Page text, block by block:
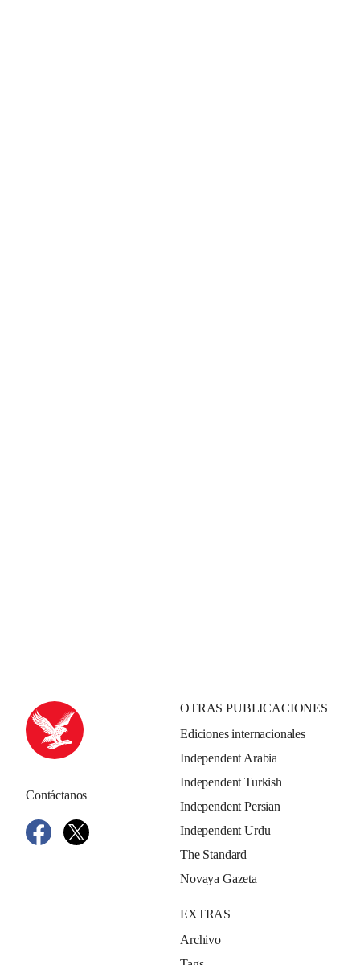
Contáctanos
OTRAS PUBLICACIONES
Ediciones internacionales
Independent Arabia
Independent Turkish
Independent Persian
Independent Urdu
The Standard
Novaya Gazeta
EXTRAS
Archivo